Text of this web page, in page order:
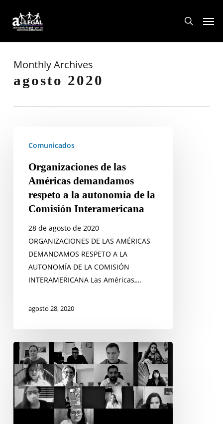
main
content
search
Monthly Archives
agosto 2020
Américas
demandamos
respeto
Comunicados
Organizaciones de las
Américas demandamos
respeto a la autonomía de la
Comisión Interamericana
28 de agosto de 2020
ORGANIZACIONES DE LAS AMÉRICAS
DEMANDAMOS RESPETO A LA
AUTONOMÍA DE LA COMISIÓN
INTERAMERICANA Las Américas,…
agosto 28, 2020
ASILEGAL
RENACE
Capítulo
San